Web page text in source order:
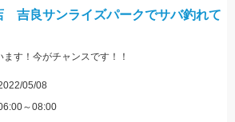
吉良サンライズパークでサバ釣れて
す！今がチャンスです！！
05/08
～08:00